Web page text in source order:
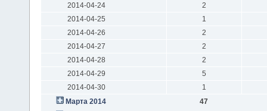
2014-04-24
2
2014-04-25
1
2014-04-26
2
2014-04-27
2
2014-04-28
2
2014-04-29
5
2014-04-30
1
Марта 2014
47